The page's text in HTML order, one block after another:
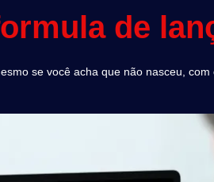
de
se você acha que não nasceu, com